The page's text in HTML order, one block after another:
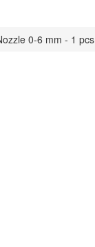
0-6 mm - 1 pcs